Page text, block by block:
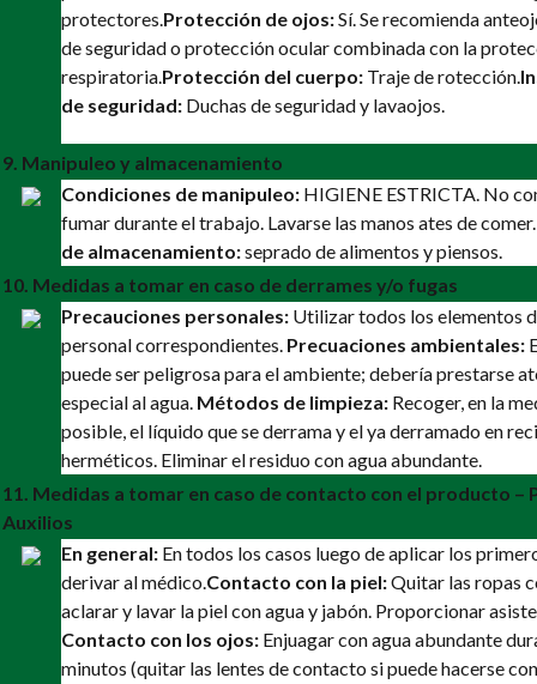
protectores.Protección de ojos:Sí. Se recomienda
de seguridad o protección ocular combinada con la
respiratoria.Protección del cuerpo: Traje de rotección.
de seguridad: Duchas de seguridad y lavaojos.
9. Manipuleo y almacenamiento
Condiciones de manipuleo: HIGIENE ESTRICTA. No
fumar durante el trabajo. Lavarse las manos ates de
de almacenamiento:seprado de alimentos y piensos.
10. Medidas a tomar en caso de derrames y/o fugas
Precauciones personales: Utilizar todos los elementos
personal correspondientes. Precuaciones ambientales:
puede ser peligrosa para el ambiente; debería prestarse
especial al agua. Métodos de limpieza: Recoger, en la
posible, el líquido que se derrama y el ya derramado en
herméticos. Eliminar el residuo con agua abundante.
11. Medidas a tomar en caso de contacto con el producto –
Auxilios
En general: En todos los casos luego de aplicar los
derivar al médico.Contacto con la piel:Quitar las ropas
aclarar y lavar la piel con agua y jabón. Proporcionar
Contacto con los ojos: Enjuagar con agua abundante
minutos (quitar las lentes de contacto si puede hacerse